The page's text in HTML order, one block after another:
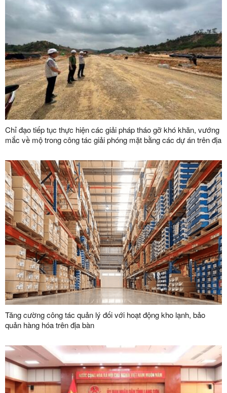
Chỉ đạo tiếp tục thực hiện các giải pháp tháo gỡ khó khăn, vướng
mắc về mộ trong công tác giải phóng mặt bằng các dự án trên địa
Tăng cường công tác quản lý đối với hoạt động kho lạnh, bảo
quản hàng hóa trên địa bàn